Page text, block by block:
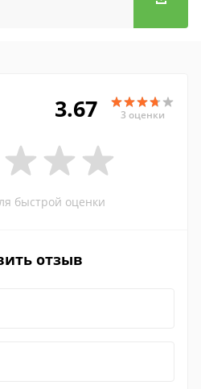
3.67 3 оценки
быстрой оценки
отзыв